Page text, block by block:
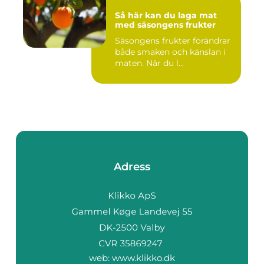
Så här kan du laga mat
med säsongens frukter
Säsongens frukter förändrar
både smaken och känslan i
maten. När du l...
Adress
web: www.klikko.dk